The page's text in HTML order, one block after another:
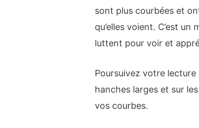
sont plus courbées et
qu’elles voient. C’est
luttent pour voir et
Poursuivez votre
hanches larges et sur
vos courbes.